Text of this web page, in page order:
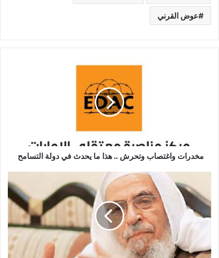
عوض القرني
مخدرات واغتصاب وتحرش .. هذا ما يحدث في دولة التسامح